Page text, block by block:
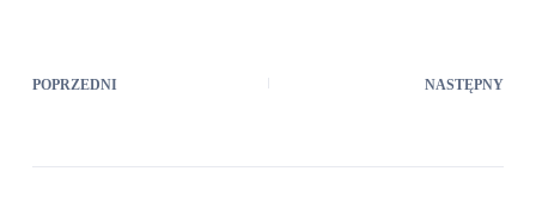
POPRZEDNI NASTĘPNY